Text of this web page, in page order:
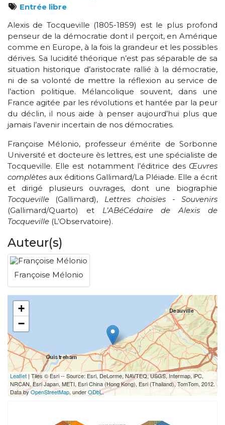
Entrée libre
Alexis de Tocqueville (1805-1859) est le plus profond
penseur de la démocratie dont il perçoit, en Amérique
comme en Europe, à la fois la grandeur et les possibles
dérives. Sa lucidité théorique n’est pas séparable de sa
situation historique d’aristocrate rallié à la démocratie,
ni de sa volonté de mettre la réflexion au service de
l’action politique. Mélancolique souvent, dans une
France agitée par les révolutions et hantée par la peur
du déclin, il nous aide à penser aujourd’hui plus que
jamais l’avenir incertain de nos démocraties.
Françoise Mélonio, professeur émérite de Sorbonne
Université et docteure ès lettres, est une spécialiste de
Tocqueville. Elle est notamment l’éditrice des Œuvres
complètes aux éditions Gallimard/La Pléiade. Elle a écrit
et dirigé plusieurs ouvrages, dont une biographie
Tocqueville (Gallimard), Lettres choisies - Souvenirs
(Gallimard/Quarto) et L’ABéCédaire de Alexis de
Tocqueville (L’Observatoire).
Auteur(s)
Françoise Mélonio
+
−
Leaflet | Tiles © Esri -- Source: Esri, DeLorme, NAVTEQ, USGS, Intermap, iPC,
NRCAN, Esri Japan, METI, Esri China (Hong Kong), Esri (Thailand), TomTom, 2012.
Data byOpenStreetMap, underODbL.